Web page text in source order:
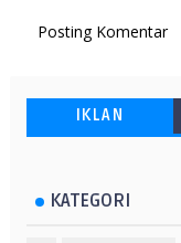
Posting Komentar
IKLAN
KATEGORI